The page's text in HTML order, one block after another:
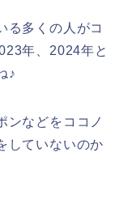
る多くの人がコ
年、2024年と
♪
ンなどをココノ
していないのか